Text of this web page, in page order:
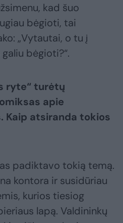
kad šuo
bėgioti, tai
„Vytautai, o tu į
bėgioti?“.
ryte“ turėtų
apie
Kaip atsiranda tokios
padiktavo tokią temą.
kontora ir susidūriau
kurios tiesiog
lapą. Valdininkų